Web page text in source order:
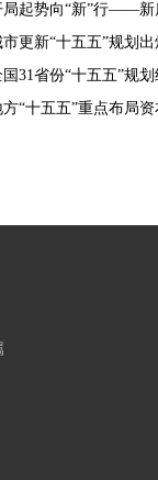
局起势向“新”行——新
市更新“十五五”规划
国31省份“十五五”规
方“十五五”重点布局